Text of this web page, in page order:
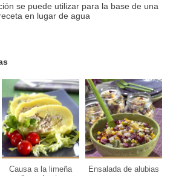
se puede utilizar para la base de una
en lugar de agua
6
personas
18
Causa a la limeña
6
personas
personas
Ensalada de alubias